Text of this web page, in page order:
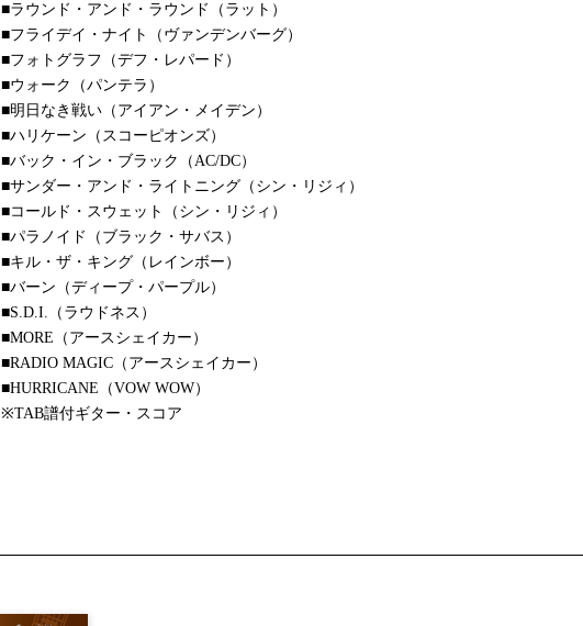
■ラウンド・アンド・ラウンド（ラット）
■フライデイ・ナイト（ヴァンデンバーグ）
■フォトグラフ（デフ・レパード）
■ウォーク（パンテラ）
■明日なき戦い（アイアン・メイデン）
■ハリケーン（スコーピオンズ）
■バック・イン・ブラック（AC/DC）
■サンダー・アンド・ライトニング（シン・リジィ）
■コールド・スウェット（シン・リジィ）
■パラノイド（ブラック・サバス）
■キル・ザ・キング（レインボー）
■バーン（ディープ・パープル）
■S.D.I.（ラウドネス）
■MORE（アースシェイカー）
■RADIO MAGIC（アースシェイカー）
■HURRICANE（VOW WOW）
※TAB譜付ギター・スコア